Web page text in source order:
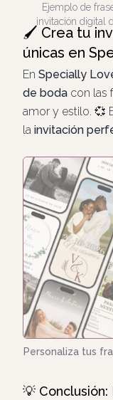
Ejemplo de
invitación digital
🖌️ Crea tu
únicas en
En Specially
de boda con las
amor y estilo. 💞
la invitación
Personaliza tus
💡